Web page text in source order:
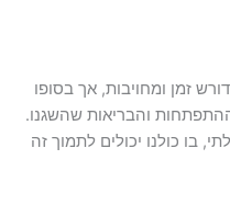
זמן ומחויבות, אך בסופו
והבריאות שהשגנו.
בו כולנו יכולים לתמוך זה